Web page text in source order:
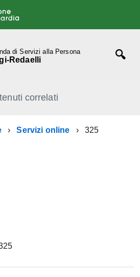
di Servizi alla Persona
Redaelli
correlati
Servizi online 325